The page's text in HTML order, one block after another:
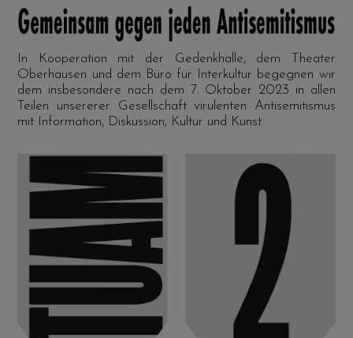
In Kooperation mit der Gedenkhalle, dem Theater
Oberhausen und dem Büro für Interkultur begegnen wir
dem insbesondere nach dem 7. Oktober 2023 in allen
Teilen unsererer Gesellschaft virulenten Antisemitismus
mit Information, Diskussion, Kultur und Kunst.